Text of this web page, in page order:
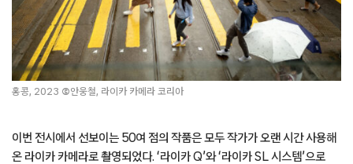
홍콩, 2023 ©안웅철, 라이카 카메라 코리아
이번 전시에서 선보이는 50여 점의 작품은 모두 작가가 오랜 시간 사용해
온 라이카 카메라로 촬영되었다. ‘라이카 Q’와 ‘라이카 SL 시스템’으로